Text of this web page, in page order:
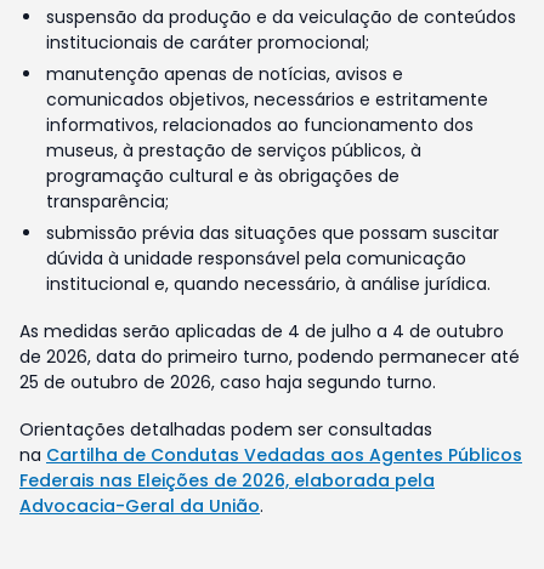
suspensão da produção e da veiculação de conteúdos
institucionais de caráter promocional;
manutenção apenas de notícias, avisos e
comunicados objetivos, necessários e estritamente
informativos, relacionados ao funcionamento dos
museus, à prestação de serviços públicos, à
programação cultural e às obrigações de
transparência;
submissão prévia das situações que possam suscitar
dúvida à unidade responsável pela comunicação
institucional e, quando necessário, à análise jurídica.
As medidas serão aplicadas de 4 de julho a 4 de outubro
de 2026, data do primeiro turno, podendo permanecer até
25 de outubro de 2026, caso haja segundo turno.
Orientações detalhadas podem ser consultadas
na Cartilha de Condutas Vedadas aos Agentes Públicos
Federais nas Eleições de 2026, elaborada pela
Advocacia-Geral da União.